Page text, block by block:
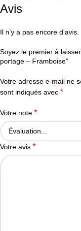
Avis
Il n’y a pas encore d’avis.
Soyez le premier à
portage – Framboise”
Votre adresse e-mail ne
sont indiqués avec *
Votre note *
Votre avis *